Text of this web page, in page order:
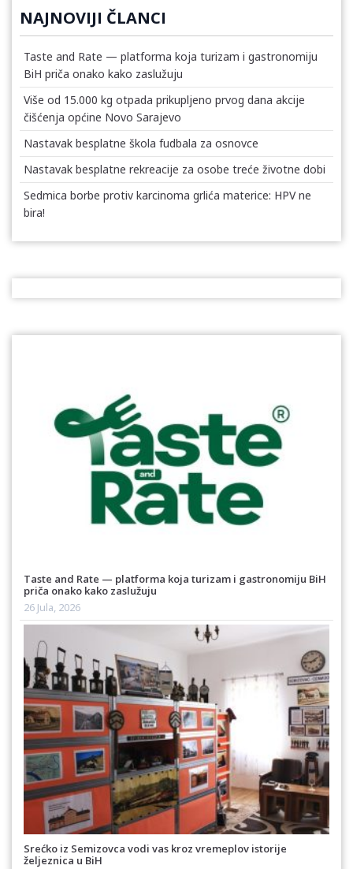
NAJNOVIJI ČLANCI
Taste and Rate — platforma koja turizam i gastronomiju
BiH priča onako kako zaslužuju
Više od 15.000 kg otpada prikupljeno prvog dana akcije
čišćenja općine Novo Sarajevo
Nastavak besplatne škola fudbala za osnovce
Nastavak besplatne rekreacije za osobe treće životne dobi
Sedmica borbe protiv karcinoma grlića materice: HPV ne
bira!
Taste and Rate — platforma koja turizam i gastronomiju BiH
priča onako kako zaslužuju
26 Jula, 2026
Srećko iz Semizovca vodi vas kroz vremeplov istorije
željeznica u BiH